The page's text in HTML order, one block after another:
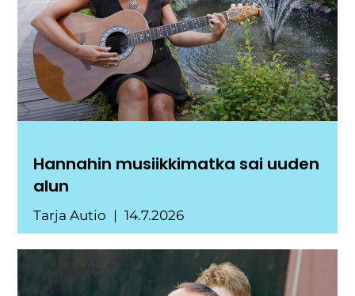
Hannahin musiikkimatka sai uuden
alun
Tarja Autio 14.7.2026